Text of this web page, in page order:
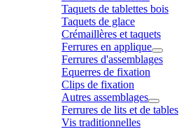
Taquets de tablettes bois
Taquets de glace
Crémaillères et taquets
Ferrures en applique
Ferrures d'assemblages
Equerres de fixation
Clips de fixation
Autres assemblages
Ferrures de lits et de tables
Vis traditionnelles